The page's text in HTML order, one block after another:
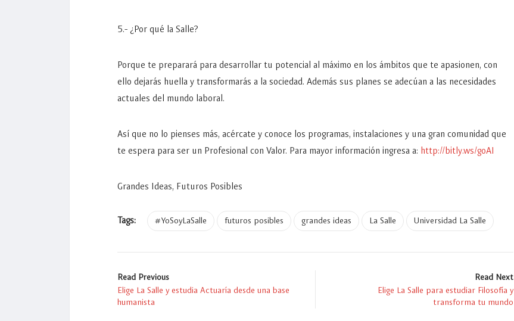
5.- ¿Por qué la Salle?
Porque te preparará para desarrollar tu potencial al máximo en los ámbitos que te apasionen, con
ello dejarás huella y transformarás a la sociedad. Además sus planes se adecúan a las necesidades
actuales del mundo laboral.
Así que no lo pienses más, acércate y conoce los programas, instalaciones y una gran comunidad que
te espera para ser un Profesional con Valor. Para mayor información ingresa a: http://bitly.ws/goAI
Grandes Ideas, Futuros Posibles
Tags: #YoSoyLaSalle futuros posibles grandes ideas La Salle Universidad La Salle
Read Previous
Elige La Salle y estudia Actuaría desde una base
humanista
Read Next
Elige La Salle para estudiar Filosofía y
transforma tu mundo